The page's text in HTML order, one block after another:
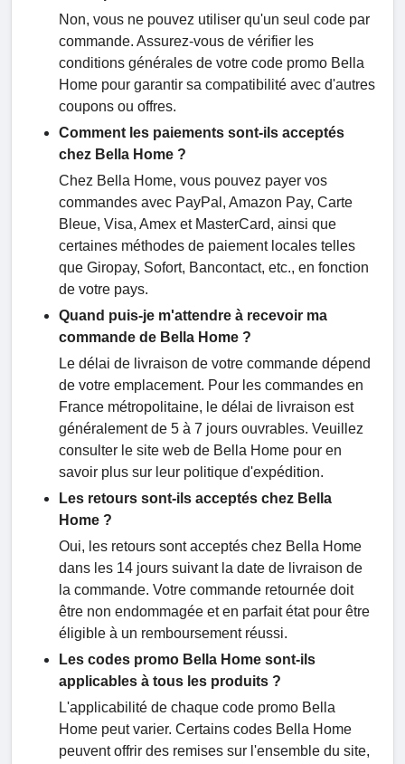
Non, vous ne pouvez utiliser qu'un seul code par
commande. Assurez-vous de vérifier les
conditions générales de votre code promo Bella
Home pour garantir sa compatibilité avec d'autres
coupons ou offres.
Comment les paiements sont-ils acceptés
chez Bella Home ?
Chez Bella Home, vous pouvez payer vos
commandes avec PayPal, Amazon Pay, Carte
Bleue, Visa, Amex et MasterCard, ainsi que
certaines méthodes de paiement locales telles
que Giropay, Sofort, Bancontact, etc., en fonction
de votre pays.
Quand puis-je m'attendre à recevoir ma
commande de Bella Home ?
Le délai de livraison de votre commande dépend
de votre emplacement. Pour les commandes en
France métropolitaine, le délai de livraison est
généralement de 5 à 7 jours ouvrables. Veuillez
consulter le site web de Bella Home pour en
savoir plus sur leur politique d'expédition.
Les retours sont-ils acceptés chez Bella
Home ?
Oui, les retours sont acceptés chez Bella Home
dans les 14 jours suivant la date de livraison de
la commande. Votre commande retournée doit
être non endommagée et en parfait état pour être
éligible à un remboursement réussi.
Les codes promo Bella Home sont-ils
applicables à tous les produits ?
L'applicabilité de chaque code promo Bella
Home peut varier. Certains codes Bella Home
peuvent offrir des remises sur l'ensemble du site,